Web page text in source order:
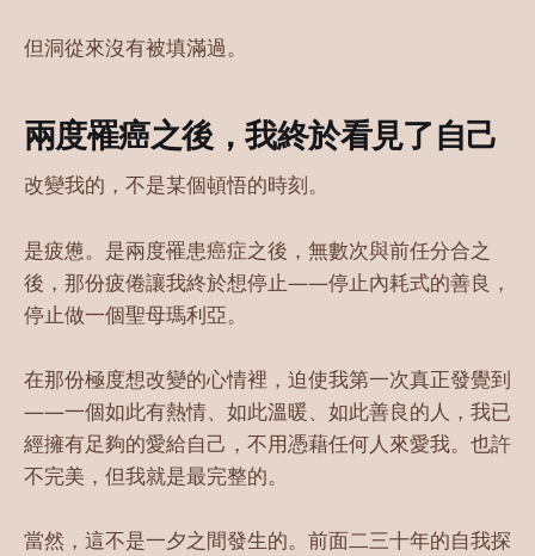
但洞從來沒有被填滿過。
兩度罹癌之後，我終於看見了自己
改變我的，不是某個頓悟的時刻。
是疲憊。是兩度罹患癌症之後，無數次與前任分合之
後，那份疲倦讓我終於想停止——停止內耗式的善良，
停止做一個聖母瑪利亞。
在那份極度想改變的心情裡，迫使我第一次真正發覺到
——一個如此有熱情、如此溫暖、如此善良的人，我已
經擁有足夠的愛給自己，不用憑藉任何人來愛我。也許
不完美，但我就是最完整的。
當然，這不是一夕之間發生的。前面二三十年的自我探